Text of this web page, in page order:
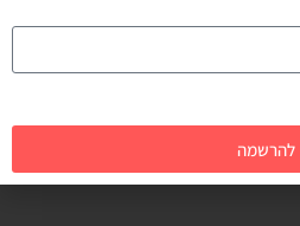
להרשמה